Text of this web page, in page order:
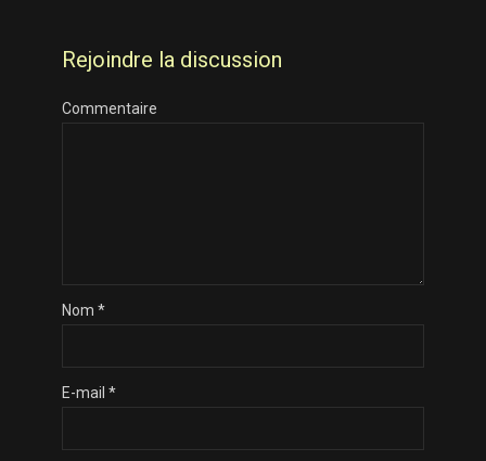
Rejoindre la discussion
Commentaire
Nom *
E-mail *